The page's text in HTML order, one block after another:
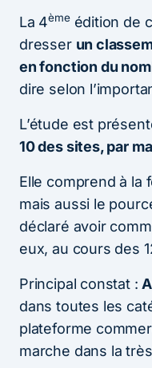
La 4èmeédition de
dresser un
en fonction du
dire selon
L’étude est
10 des sites, par
Elle comprend à la
mais aussi le
déclaré avoir
eux, au cours des
Principal constat :
dans toutes les
plateforme
marche dans la